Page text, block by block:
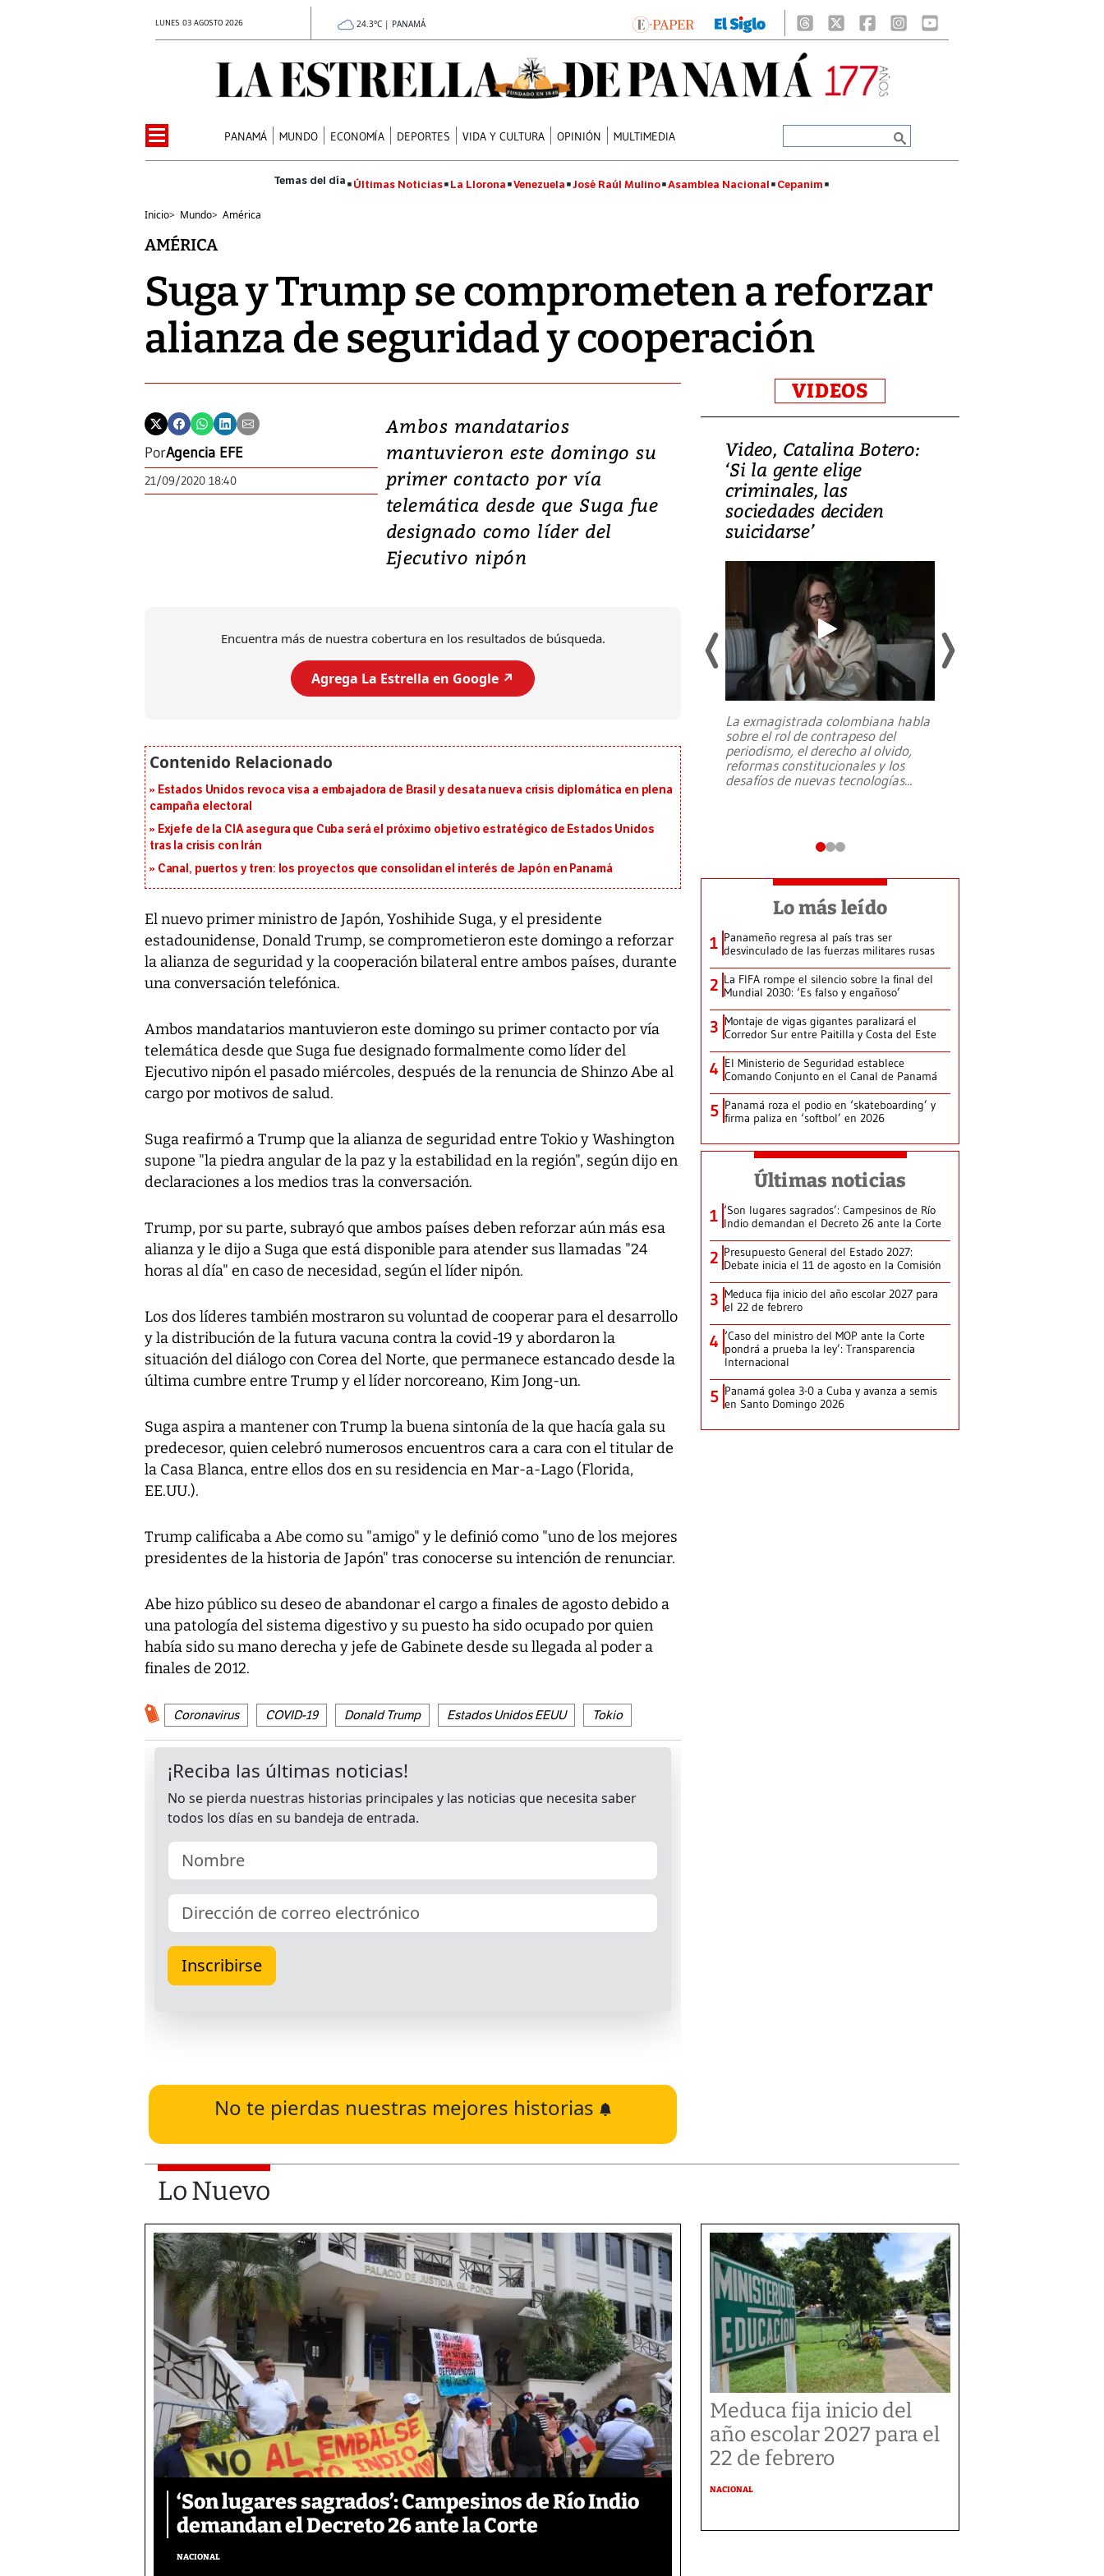
LUNES 03 AGOSTO 2026 24.3°C | PANAMÁ
PANAMÁ MUNDO ECONOMÍA DEPORTES VIDA Y CULTURA OPINIÓN MULTIMEDIA
Últimas Noticias La Llorona Venezuela José Raúl Mulino Asamblea Nacional Cepanim
Inicio> Mundo> América
AMÉRICA
Suga y Trump se comprometen a reforzar
alianza de seguridad y cooperación
PorAgencia EFE
21/09/2020 18:40
Ambos mandatarios
mantuvieron este domingo su
primer contacto por vía
telemática desde que Suga fue
designado como líder del
Ejecutivo nipón
Encuentra más de nuestra cobertura en los resultados de búsqueda.
Agrega La Estrella en Google ↗️
Estados Unidos revoca visa a embajadora de Brasil y desata nueva crisis diplomática en plena
campaña electoral
Exjefe de la CIA asegura que Cuba será el próximo objetivo estratégico de Estados Unidos
tras la crisis con Irán
Canal, puertos y tren: los proyectos que consolidan el interés de Japón en Panamá
El nuevo primer ministro de Japón, Yoshihide Suga, y el presidente
estadounidense, Donald Trump, se comprometieron este domingo a reforzar
la alianza de seguridad y la cooperación bilateral entre ambos países, durante
una conversación telefónica.
Ambos mandatarios mantuvieron este domingo su primer contacto por vía
telemática desde que Suga fue designado formalmente como líder del
Ejecutivo nipón el pasado miércoles, después de la renuncia de Shinzo Abe al
cargo por motivos de salud.
Suga reafirmó a Trump que la alianza de seguridad entre Tokio y Washington
supone "la piedra angular de la paz y la estabilidad en la región", según dijo en
declaraciones a los medios tras la conversación.
Trump, por su parte, subrayó que ambos países deben reforzar aún más esa
alianza y le dijo a Suga que está disponible para atender sus llamadas "24
horas al día" en caso de necesidad, según el líder nipón.
Los dos líderes también mostraron su voluntad de cooperar para el desarrollo
y la distribución de la futura vacuna contra la covid-19 y abordaron la
situación del diálogo con Corea del Norte, que permanece estancado desde la
última cumbre entre Trump y el líder norcoreano, Kim Jong-un.
Suga aspira a mantener con Trump la buena sintonía de la que hacía gala su
predecesor, quien celebró numerosos encuentros cara a cara con el titular de
la Casa Blanca, entre ellos dos en su residencia en Mar-a-Lago (Florida,
EE.UU.).
Trump calificaba a Abe como su "amigo" y le definió como "uno de los mejores
presidentes de la historia de Japón" tras conocerse su intención de renunciar.
Abe hizo público su deseo de abandonar el cargo a finales de agosto debido a
una patología del sistema digestivo y su puesto ha sido ocupado por quien
había sido su mano derecha y jefe de Gabinete desde su llegada al poder a
finales de 2012.
Coronavirus COVID-19 Donald Trump Estados Unidos EEUU Tokio
No te pierdas nuestras mejores historias
VIDEOS
Video, Japón: Terremoto
deja heridos y graves
daños en Kumamoto
Un fuerte terremoto de magnitud
7,1 se registró este martes 28 de
Video, Catalina Botero:
‘Si la gente elige
criminales, las
sociedades deciden
suicidarse’
La exmagistrada colombiana habla
sobre el rol de contrapeso del
periodismo, el derecho al olvido,
reformas constitucionales y los
desafíos de nuevas tecnologías...
Lo más leído
1 Panameño regresa al país tras ser
desvinculado de las fuerzas militares rusas
2 La FIFA rompe el silencio sobre la final del
Mundial 2030: ‘Es falso y engañoso’
3 Montaje de vigas gigantes paralizará el
Corredor Sur entre Paitilla y Costa del Este
4 El Ministerio de Seguridad establece
Comando Conjunto en el Canal de Panamá
5 Panamá roza el podio en ‘skateboarding’ y
firma paliza en ‘softbol’ en 2026
Últimas noticias
1 ‘Son lugares sagrados’: Campesinos de Río
Indio demandan el Decreto 26 ante la Corte
2 Presupuesto General del Estado 2027:
Debate inicia el 11 de agosto en la Comisión
3 Meduca fija inicio del año escolar 2027 para
el 22 de febrero
4 ‘Caso del ministro del MOP ante la Corte
pondrá a prueba la ley’: Transparencia
Internacional
5 Panamá golea 3-0 a Cuba y avanza a semis
en Santo Domingo 2026
Lo Nuevo
‘Son lugares sagrados’: Campesinos de Río Indio
demandan el Decreto 26 ante la Corte
NACIONAL
Meduca fija inicio del
año escolar 2027 para el
22 de febrero
NACIONAL